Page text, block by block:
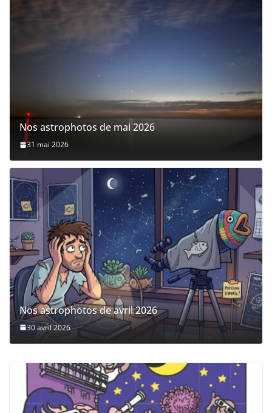
Nos astrophotos de mai 2026
31 mai 2026
Nos astrophotos de avril 2026
30 avril 2026